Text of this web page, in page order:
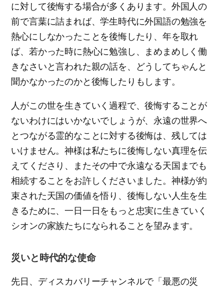
に対して後悔する場合が多くあります。外国人の
前で言葉に詰まれば、学生時代に外国語の勉強を
熱心にしなかったことを後悔したり、年を取れ
ば、若かった時に熱心に勉強し、まめまめしく働
きなさいと言われた親の話を、どうしてちゃんと
聞かなかったのかと後悔したりもします。
人がこの世を生きていく過程で、後悔することが
ないわけにはいかないでしょうが、永遠の世界へ
とつながる霊的なことに対する後悔は、残しては
いけません。神様は私たちに後悔しない真理を伝
えてくださり、またその中で永遠なる天国までも
相続することをお許しくださいました。神様が約
束された天国の価値を悟り、後悔しない人生を生
きるために、一日一日をもっと忠実に生きていく
シオンの家族たちになられることを望みます。
災いと時代的な使命
先日、ディスカバリーチャンネルで「最悪の災